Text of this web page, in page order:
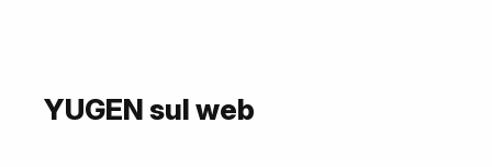
YUGEN sul web